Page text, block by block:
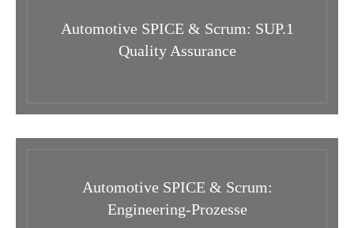
Automotive SPICE & Scrum: SUP.1
Quality Assurance
Automotive SPICE & Scrum:
Engineering-Prozesse